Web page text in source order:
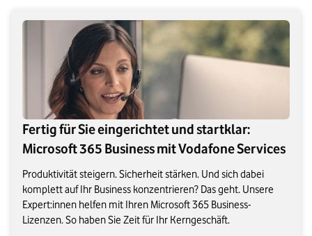
Fertig für Sie eingerichtet und startklar:
Microsoft 365 Business mit Vodafone Services
Produktivität steigern. Sicherheit stärken. Und sich dabei
komplett auf Ihr Business konzentrieren? Das geht. Unsere
Expert:innen helfen mit Ihren Microsoft 365 Business-
Lizenzen. So haben Sie Zeit für Ihr Kerngeschäft.